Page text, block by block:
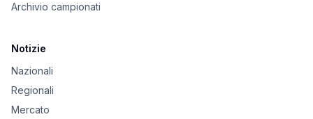
Archivio campionati
Notizie
Nazionali
Regionali
Mercato